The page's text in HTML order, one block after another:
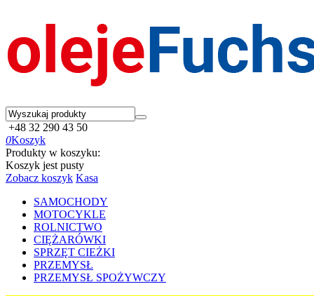
+48 32 290 43 50
0Koszyk
Produkty w koszyku:
Koszyk jest pusty
Zobacz koszyk Kasa
SAMOCHODY
MOTOCYKLE
ROLNICTWO
CIĘŻARÓWKI
SPRZĘT CIEŻKI
PRZEMYSŁ
PRZEMYSŁ SPOŻYWCZY